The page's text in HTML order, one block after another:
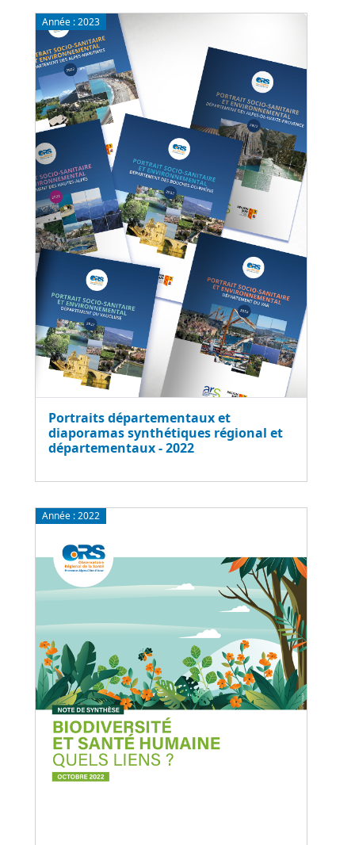
Année :2023
Portraits départementaux et
diaporamas synthétiques régional et
départementaux - 2022
Année :2022